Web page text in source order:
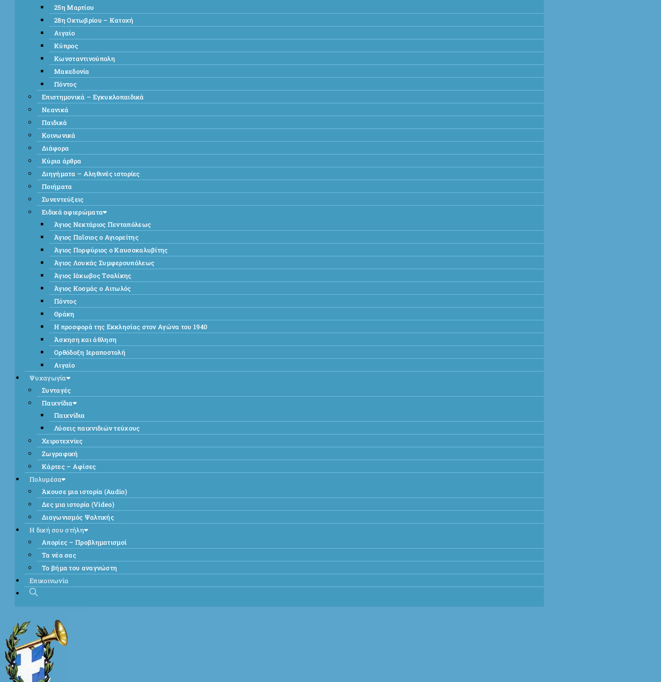
25η Μαρτίου
28η Οκτωβρίου – Κατοχή
Αιγαίο
Κύπρος
Κωνσταντινούπολη
Μακεδονία
Πόντος
Επιστημονικά – Εγκυκλοπαιδικά
Νεανικά
Παιδικά
Κοινωνικά
Διάφορα
Κύρια άρθρα
Διηγήματα – Αληθινές ιστορίες
Ποιήματα
Συνεντεύξεις
Ειδικά αφιερώματα
Άγιος Νεκτάριος Πενταπόλεως
Άγιος Παΐσιος ο Αγιορείτης
Άγιος Πορφύριος ο Καυσοκαλυβίτης
Άγιος Λουκάς Συμφερουπόλεως
Άγιος Ιάκωβος Τσαλίκης
Άγιος Κοσμάς ο Αιτωλός
Πόντος
Θράκη
Η προσφορά της Εκκλησίας στον Αγώνα του 1940
Άσκηση και άθληση
Ορθόδοξη Ιεραποστολή
Αιγαίο
Ψυχαγωγία
Συνταγές
Παιχνίδια
Παιχνίδια
Λύσεις παιχνιδιών τεύχους
Χειροτεχνίες
Ζωγραφική
Κάρτες – Αφίσες
Πολυμέσα
Άκουσε μια ιστορία (Audio)
Δες μια ιστορία (Video)
Διαγωνισμός Ψαλτικής
Η δική σου στήλη
Απορίες – Προβληματισμοί
Τα νέα σας
Το βήμα του αναγνώστη
Επικοινωνία